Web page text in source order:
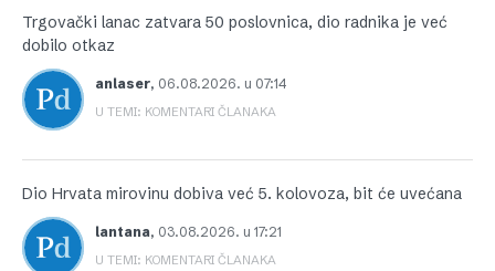
Trgovački lanac zatvara 50 poslovnica, dio radnika je već
dobilo otkaz
anlaser, 06.08.2026. u 07:14
U TEMI: KOMENTARI ČLANAKA
Dio Hrvata mirovinu dobiva već 5. kolovoza, bit će uvećana
lantana, 03.08.2026. u 17:21
U TEMI: KOMENTARI ČLANAKA